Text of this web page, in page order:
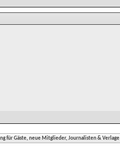
für Gäste, neue Mitglieder, Journalisten & Verlage